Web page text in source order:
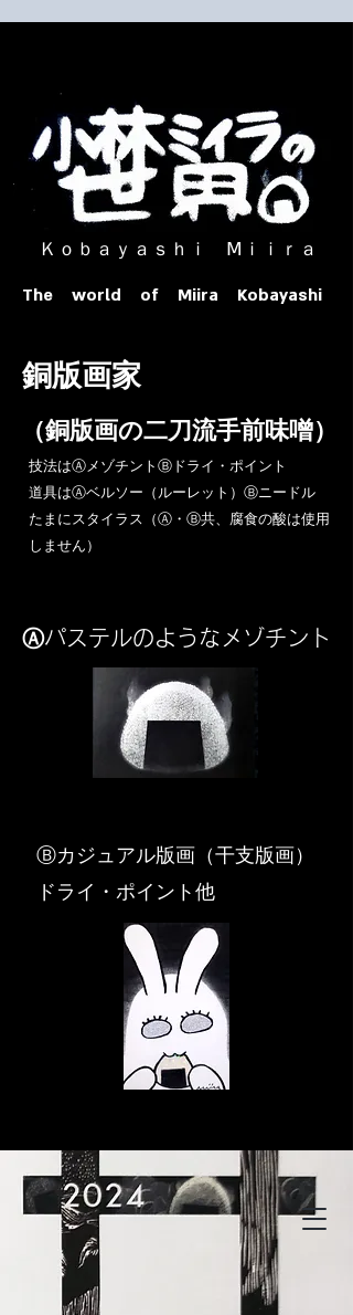
ｏｂａｙａｓｈｉ Ⅿｉｉｒａ​
The world of Miira Kobayashi
​銅版画家
​（銅版画の二刀流手前味噌）
​技法はⒶメゾチントⒷドライ・ポイント
道具はⒶベルソー（ルーレット）Ⓑニードル
​たまにスタイラス（Ⓐ・Ⓑ共、腐食の酸は使用
しません）
Ⓐパステルのようなメゾチント
​Ⓑカジュアル版画（干支版画）
ドライ・ポイント他
© Copyright